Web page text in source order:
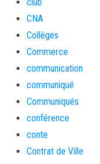
CNA
Collèges
Commerce
communication
communiqué
Communiqués
conférence
conte
Contrat de Ville